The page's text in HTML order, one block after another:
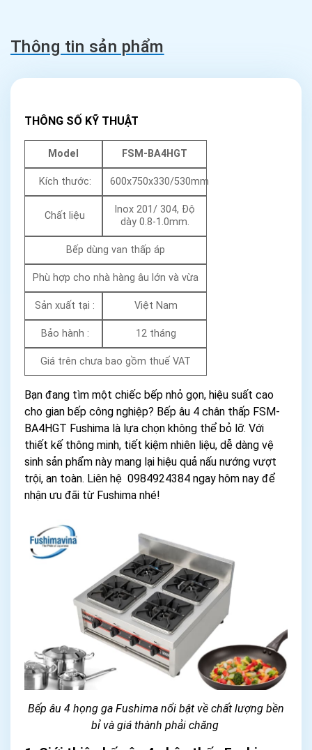
Thông tin sản phẩm
THÔNG SỐ KỸ THUẬT
Model FSM-BA4HGT
Kích thước: 600x750x330/530mm
Chất liệu
Inox 201/ 304, Độ
dày 0.8-1.0mm.
Bếp dùng van thấp áp
Phù hợp cho nhà hàng âu lớn và vừa
Sản xuất tại : Việt Nam
Bảo hành : 12 tháng
Giá trên chưa bao gồm thuế VAT
Bạn đang tìm một chiếc bếp nhỏ gọn, hiệu suất cao
cho gian bếp công nghiệp? Bếp âu 4 chân thấp FSM-
BA4HGT Fushima là lựa chọn không thể bỏ lỡ. Với
thiết kế thông minh, tiết kiệm nhiên liệu, dễ dàng vệ
sinh sản phẩm này mang lại hiệu quả nấu nướng vượt
trội, an toàn. Liên hệ 0984924384 ngay hôm nay để
nhận ưu đãi từ Fushima nhé!
Bếp âu 4 họng ga Fushima nổi bật về chất lượng bền
bỉ và giá thành phải chăng